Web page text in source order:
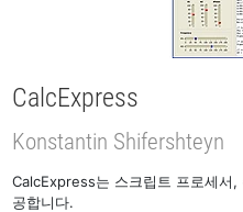
CalcExpress
Konstantin Shifershteyn
CalcExpress는 스크립트 프로세서
공합니다.